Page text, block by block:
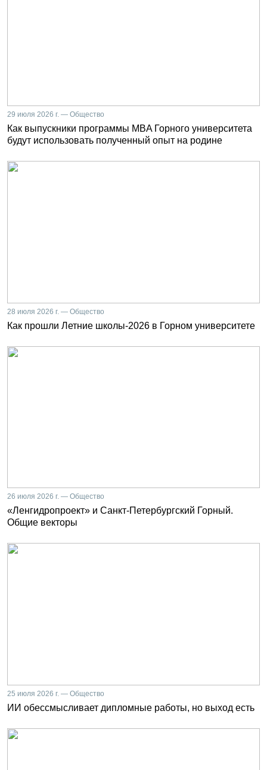
29 июля 2026 г. — Общество
Как выпускники программы MBA Горного университета
будут использовать полученный опыт на родине
28 июля 2026 г. — Общество
Как прошли Летние школы-2026 в Горном университете
26 июля 2026 г. — Общество
«Ленгидропроект» и Санкт-Петербургский Горный.
Общие векторы
25 июля 2026 г. — Общество
ИИ обессмысливает дипломные работы, но выход есть